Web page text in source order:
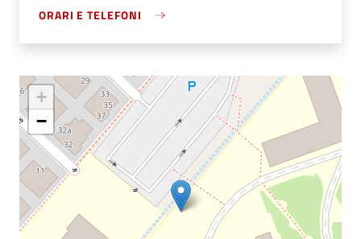
Servizi
a...
Bandi
e
Concorsi
Seguici
ORARI E TELEFONI
+
−